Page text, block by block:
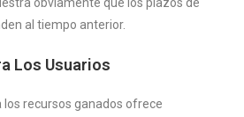
al tiempo anterior.
Los Usuarios
los recursos ganados ofrece